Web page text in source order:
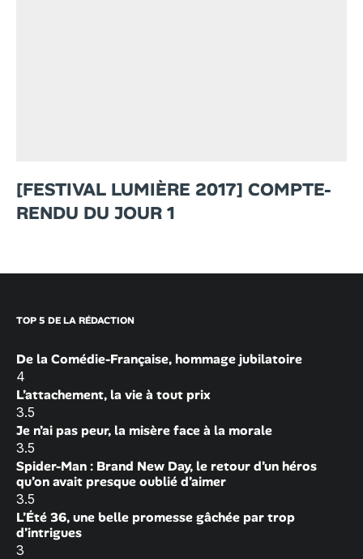
[FESTIVAL LUMIÈRE 2017] COMPTE-
RENDU DU JOUR 1
TOP 5 DE LA RÉDACTION
De la Comédie-Française, hommage jubilatoire
4
L’attachement, la vie à tout prix
3.5
Je n’ai pas peur, la misère face à la morale
3.5
Spider-Man : Brand New Day, le retour d’un héros
qu’on avait presque oublié d’aimer
3.5
L’Été 36, une belle promesse gâchée par trop
d’intrigues
3